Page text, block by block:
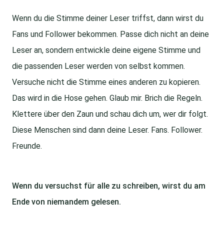
Wenn du die Stimme deiner Leser triffst, dann wirst du
Fans und Follower bekommen. Passe dich nicht an deine
Leser an, sondern entwickle deine eigene Stimme und
die passenden Leser werden von selbst kommen.
Versuche nicht die Stimme eines anderen zu kopieren.
Das wird in die Hose gehen. Glaub mir. Brich die Regeln.
Klettere über den Zaun und schau dich um, wer dir folgt.
Diese Menschen sind dann deine Leser. Fans. Follower.
Freunde.
Wenn du versuchst für alle zu schreiben, wirst du am
Ende von niemandem gelesen.